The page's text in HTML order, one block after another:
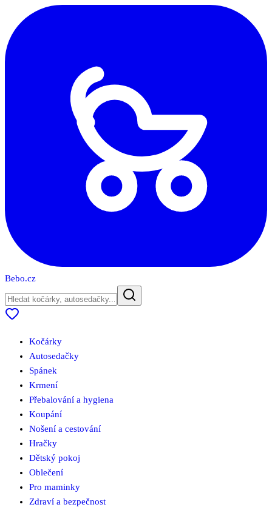
Bebo.cz
Kočárky
Autosedačky
Spánek
Krmení
Přebalování a hygiena
Koupání
Nošení a cestování
Hračky
Dětský pokoj
Oblečení
Pro maminky
Zdraví a bezpečnost